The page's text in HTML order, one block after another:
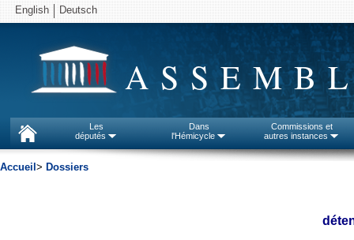
English Deutsch
Les
députés
Dans
l'Hémicycle
Commissions et
autres instances
Accueil > Dossiers